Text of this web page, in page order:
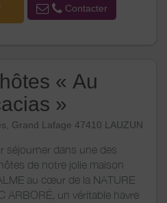
Contacter
« Au
»
Grand Lafage 47410 LAUZUN
séjourner dans une des
de notre jolie maison
au cœur de la NATURE
ARBORÉ, un véritable havre